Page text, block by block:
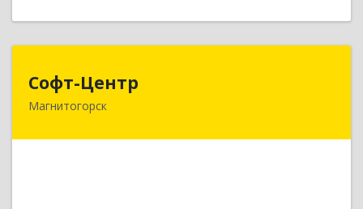
Софт-Центр
Магнитогорск455049, Челябинская обл, Магнитогорск г,